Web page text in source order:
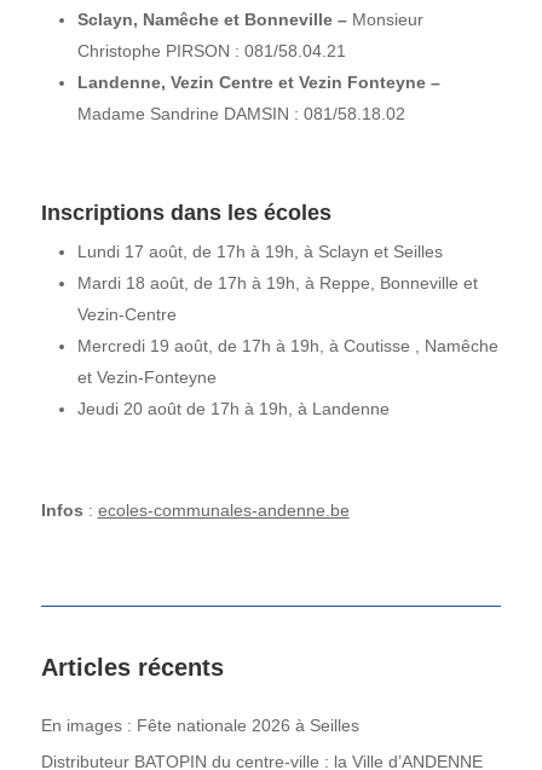
Sclayn, Namêche et Bonneville – Monsieur
Christophe PIRSON : 081/58.04.21
Landenne, Vezin Centre et Vezin Fonteyne –
Madame Sandrine DAMSIN : 081/58.18.02
Inscriptions dans les écoles
Lundi 17 août, de 17h à 19h, à Sclayn et Seilles
Mardi 18 août, de 17h à 19h, à Reppe, Bonneville et
Vezin-Centre
Mercredi 19 août, de 17h à 19h, à Coutisse , Namêche
et Vezin-Fonteyne
Jeudi 20 août de 17h à 19h, à Landenne
Infos : ecoles-communales-andenne.be
Articles récents
En images : Fête nationale 2026 à Seilles
Distributeur BATOPIN du centre-ville : la Ville d’ANDENNE